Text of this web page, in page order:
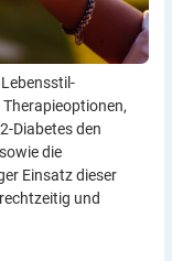
Lebensstil­
Diabetes den
die
Einsatz dieser
und